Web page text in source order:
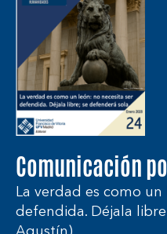
Comunicación
La verdad es como
defendida. Déjala